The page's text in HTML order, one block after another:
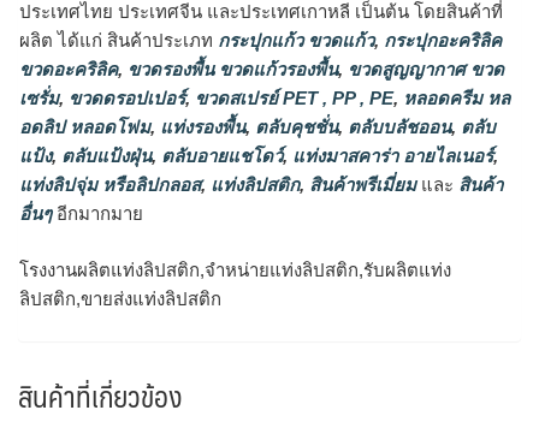
ประเทศไทย ประเทศจีน และประเทศเกาหลี เป็นต้น โดยสินค้าที่
ผลิต ได้แก่ สินค้าประเภท กระปุกแก้ว ขวดแก้ว, กระปุกอะคริลิค
ขวดอะคริลิค, ขวดรองพื้น ขวดแก้วรองพื้น, ขวดสูญญากาศ ขวด
เซรั่ม, ขวดดรอปเปอร์, ขวดสเปรย์ PET , PP , PE, หลอดครีม หล
อดลิป หลอดโฟม, แท่งรองพื้น, ตลับคุชชั่น, ตลับบลัชออน, ตลับ
แป้ง, ตลับแป้งฝุ่น, ตลับอายแชโดว์, แท่งมาสคาร่า อายไลเนอร์,
แท่งลิปจุ่ม หรือลิปกลอส, แท่งลิปสติก, สินค้าพรีเมี่ยมและ สินค้า
อื่นๆอีกมากมาย
โรงงานผลิตแท่งลิปสติก,จำหน่ายแท่งลิปสติก,รับผลิตแท่ง
ลิปสติก,ขายส่งแท่งลิปสติก
สินค้าที่เกี่ยวข้อง